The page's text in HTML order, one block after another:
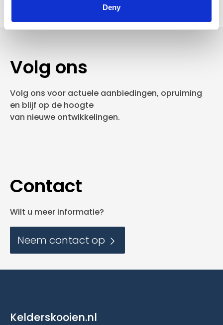
Deny
Volg ons
Volg ons voor actuele aanbiedingen, opruiming
en blijf op de hoogte
van nieuwe ontwikkelingen.
Contact
Wilt u meer informatie?
Neem contact op
Kelderskooien.nl